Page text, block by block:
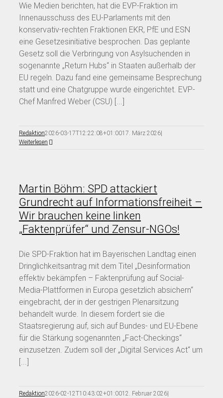
Wie Medien berichten, hat die EVP-Fraktion im
Innenausschuss des EU-Parlaments mit den
konservativ-rechten Fraktionen EKR, PfE und ESN
eine Gesetzesinitiative besprochen. Das geplante
Gesetz soll die Verbringung von Asylsuchenden in
sogenannte „Return Hubs“ in Staaten außerhalb der
EU regeln. Dazu fand eine gemeinsame Besprechung
statt und eine Chatgruppe wurde eingerichtet. EVP-
Chef Manfred Weber (CSU) [...]
Redaktion2026-03-17T12:22:08+01:0017. März 2026|
Weiterlesen
Martin Böhm: SPD attackiert
Grundrecht auf Informationsfreiheit –
Wir brauchen keine linken
„Faktenprüfer“ und Zensur-NGOs!
Die SPD-Fraktion hat im Bayerischen Landtag einen
Dringlichkeitsantrag mit dem Titel „Desinformation
effektiv bekämpfen – Faktenprüfung auf Social-
Media-Plattformen in Europa gesetzlich absichern“
eingebracht, der in der gestrigen Plenarsitzung
behandelt wurde. In diesem fordert sie die
Staatsregierung auf, sich auf Bundes- und EU-Ebene
für die Stärkung sogenannten „Fact-Checkings“
einzusetzen. Zudem soll der „Digital Services Act“ um
[...]
Redaktion2026-02-12T10:43:02+01:0012. Februar 2026|